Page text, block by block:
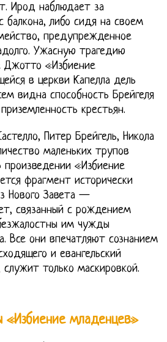
Ирод наблюдает за
балкона, либо сидя на своем
предупрежденное
Ужасную трагедию
«Избиение
в церкви Капелла дель
видна способность Брейгеля
крестьян.
Питер Брейгель, Никола
маленьких трупов
«Избиение
фрагмент исторически
Нового Завета —
связанный с рождением
им чужды
Все они впечатляют сознанием
и евангельский
только маскировкой.
«Избиение младенцев»